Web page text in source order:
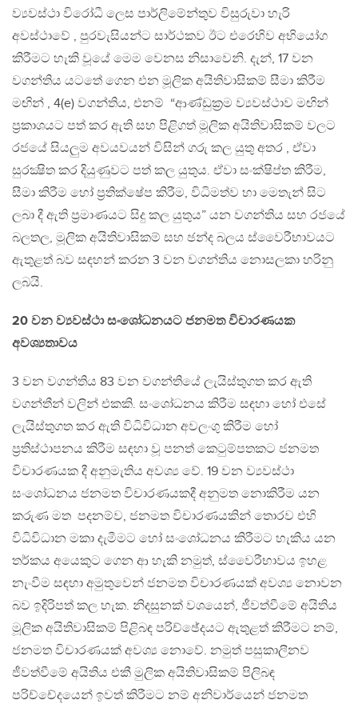
ව්‍යවස්ථා විරෝධී ලෙස පාර්ලිමේන්තුව විසුරුවා හැරි
අවස්ථාවේ , පුරවැසියන්ට සාර්ථකව ඊට එරෙහිව අභියෝග
කිරීමට හැකි වූයේ මෙම වෙනස නිසාවෙනි. දැන්, 17 වන
වගන්තිය යටතේ ගෙන එන මූලික අයිතිවාසිකම් සීමා කිරීම
මඟින් , 4(e) වගන්තිය, එනම් “ආණ්ඩුක‍්‍රම ව්‍යවස්ථාව මඟින්
ප‍්‍රකාශයට පත් කර ඇති සහ පිළිගත් මූලික අයිතිවාසිකම් වලට
රජයේ සියලුම අවයවයන් විසින් ගරු කල යුතු අතර , ඒවා
සුරක්‍ෂිත කර දියුණුවට පත් කල යුතුය. ඒවා සංක්ෂිප්ත කිරීම,
සීමා කිරීම හෝ ප‍්‍රතික්ෂේප කිරීම, විධිමත්ව හා මෙතැන් සිට
ලබා දී ඇති ප්‍රමාණයට සිදු කල යුතුය” යන වගන්තිය සහ රජයේ
බලතල, මූලික අයිතිවාසිකම් සහ ඡන්ද බලය ස්වෛරීභාවයට
ඇතුළත් බව සඳහන් කරන 3 වන වගන්තිය නොසලකා හරිනු
ලබයි.
20 වන ව්‍යවස්ථා සංශෝධනයට ජනමත විචාරණයක
අවශ්‍යතාවය
3 වන වගන්තිය 83 වන වගන්තියේ ලැයිස්තුගත කර ඇති
වගන්තීන් වලින් එකකි. සංශෝධනය කිරීම සඳහා හෝ එසේ
ලැයිස්තුගත කර ඇති විධිවිධාන අවලංගු කිරීම හෝ
ප්‍රතිස්ථාපනය කිරීම සඳහා වූ පනත් කෙටුම්පතකට ජනමත
විචාරණයක දී අනුමැතිය අවශ්‍ය වේ. 19 වන ව්‍යවස්ථා
සංශෝධනය ජනමත විචාරණයකදී අනුමත නොකිරීම යන
කරුණ මත පදනම්ව, ජනමත විචාරණයකින් තොරව එහි
විධිවිධාන මකා දැමීමට හෝ සංශෝධනය කිරීමට හැකිය යන
තර්කය අයෙකුට ගෙන ආ හැකි නමුත්, ස්වෛරීභාවය ඉහළ
නැංවීම සඳහා අමුතුවෙන් ජනමත විචාරණයක් අවශ්‍ය නොවන
බව ඉදිරිපත් කල හැක. නිදසුනක් වශයෙන්, ජීවත්වීමේ අයිතිය
මූලික අයිතිවාසිකම් පිළිබඳ පරිච්ඡේදයට ඇතුළත් කිරීමට නම්,
ජනමත විචාරණයක් අවශ්‍ය නොවේ. නමුත් පසුකාලීනව
ජීවත්වීමේ අයිතිය එකී මුලික අයිතිවාසිකම් පිලිබඳ
පරිච්චේදයෙන් ඉවත් කිරීමට නම් අනිවාර්යෙන් ජනමත